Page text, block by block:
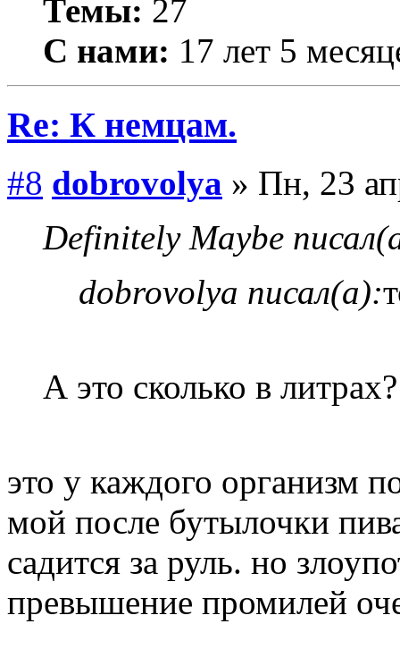
Темы: 27
С нами: 17 лет 5
Re: К немцам.
#8 dobrovolya » Пн, 23
Definitely Maybe
dobrovolya писал(а):
А это сколько в
это у каждого организм
мой после бутылочки
садится за руль. но
превышение промилей